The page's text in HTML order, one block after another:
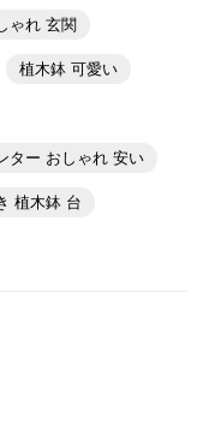
動いてくれます。
なり良いです。4
。
ゃれ 玄関
植木鉢 可愛い
ター おしゃれ 安い
植木鉢 台